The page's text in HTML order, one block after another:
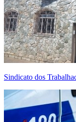
Sindicato dos